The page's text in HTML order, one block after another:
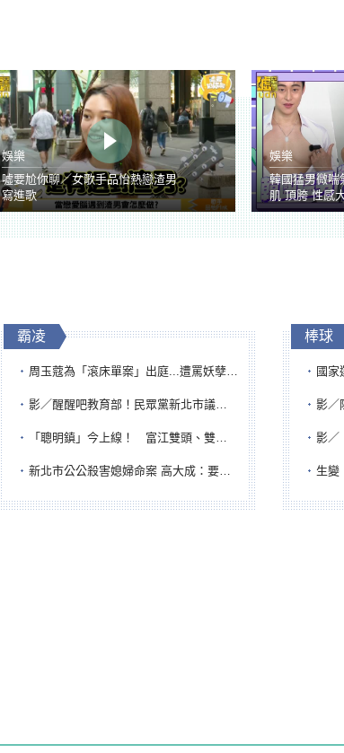
娛樂
噓要尬你聊／女歌手品怡熱戀渣男
寫進歌
娛樂
韓國猛男微喘
肌 頂胯 性感
霸凌
周玉蔻為「滾床單案」出庭...遭罵妖孽下地獄 張淑娟批：舌頭殺人有罪
影／醒醒吧教育部！民眾黨新北市議員參選人提出校園反毒防線升級政見
「聰明鎮」今上線！ 富江雙頭、雙一、人頭氣球全登場
新北市公公殺害媳婦命案 高大成：要害殺多刀顯示怨恨深
棒球
國家運
影／
影／【運
生變！